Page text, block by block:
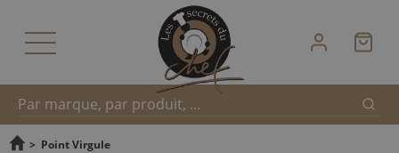
Recherche
> Point Virgule